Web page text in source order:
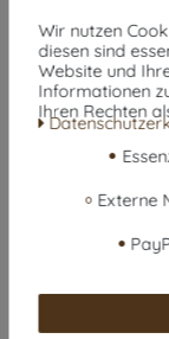
Gr. 1: ca. B
Gr. 2: ca. B
5
Wir nutzen
diesen sind
Website und
Informationen
Ihren Rechten
Externe